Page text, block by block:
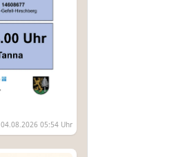
04.08.2026 05:54 Uhr